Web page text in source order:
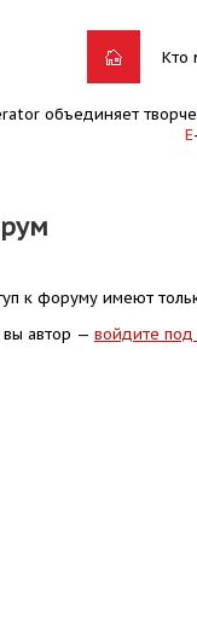
Кто
объединяет
E
к форуму имеют
вы автор — войдите